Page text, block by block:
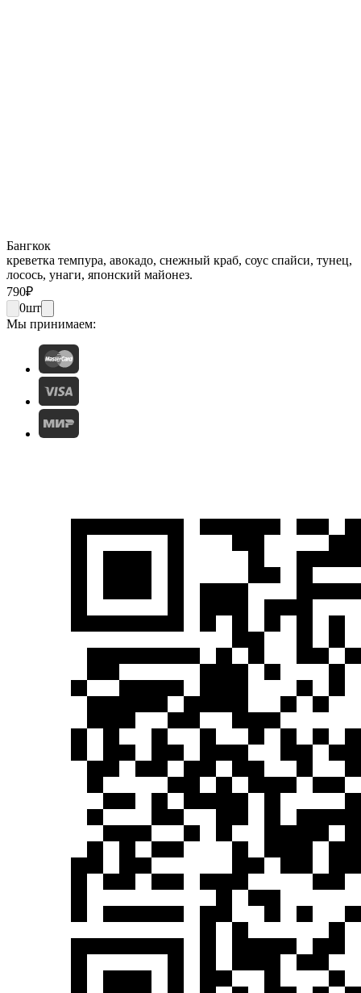
Бангкок
креветка темпура, авокадо, снежный краб, соус спайси, тунец,
лосось, унаги, японский майонез.
790₽
0шт
Мы принимаем: